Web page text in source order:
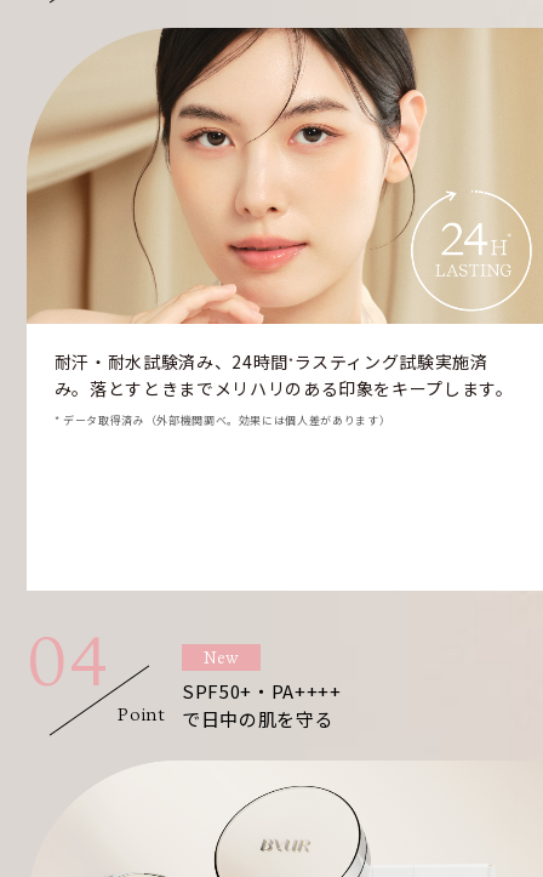
耐汗・耐水試験済み、24時間*ラスティング試験実施済
み。落とすときまでメリハリのある印象をキープします。
* データ取得済み（外部機関調べ。効果には個人差があります）
04
Point
New
SPF50+・PA++++
で日中の肌を守る